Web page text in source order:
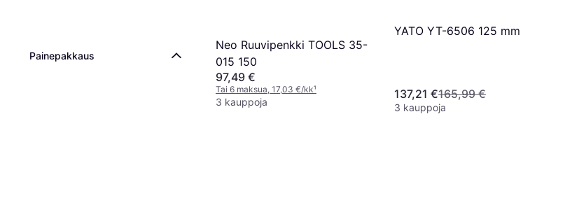
Painepakkaus
Neo Ruuvipenkki TOOLS 35-
015 150
97,49 €
Tai 6 maksua, 17,03 €/kk¹
3 kauppoja
YATO YT-6506 125 mm
137,21 €165,99 €
3 kauppoja